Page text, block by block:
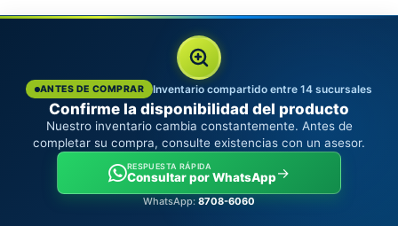
ANTES DE COMPRAR Inventario compartido entre 14 sucursales
Confirme la disponibilidad del producto
Nuestro inventario cambia constantemente. Antes de
completar su compra, consulte existencias con un asesor.
RESPUESTA RÁPIDA
Consultar por WhatsApp→
WhatsApp: 8708-6060